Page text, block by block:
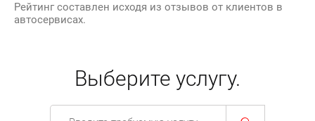
Рейтинг составлен исходя из отзывов от клиентов в
автосервисах.
Выберите услугу.